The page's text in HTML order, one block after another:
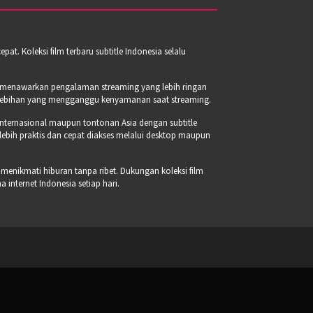
Koleksi film terbaru subtitle Indonesia selalu
pengalaman streaming yang lebih ringan
yang mengganggu kenyamanan saat streaming.
maupun tontonan Asia dengan subtitle
praktis dan cepat diakses melalui desktop maupun
hiburan tanpa ribet. Dukungan koleksi film
internet Indonesia setiap hari.